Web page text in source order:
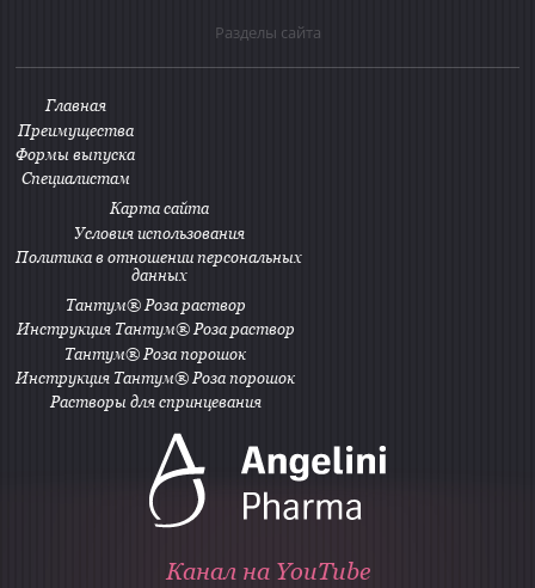
Разделы сайта
Главная
Преимущества
Формы выпуска
Специалистам
Карта сайта
Условия использования
Политика в отношении персональных
данных
Тантум® Роза раствор
Инструкция Тантум® Роза раствор
Тантум® Роза порошок
Инструкция Тантум® Роза порошок
Растворы для спринцевания
Канал на YouTube